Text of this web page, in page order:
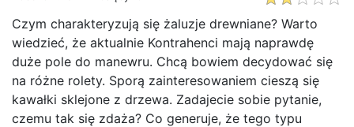
Czym charakteryzują się żaluzje drewniane? Warto
wiedzieć, że aktualnie Kontrahenci mają naprawdę
duże pole do manewru. Chcą bowiem decydować się
na różne rolety. Sporą zainteresowaniem cieszą się
kawałki sklejone z drzewa. Zadajecie sobie pytanie,
czemu tak się zdaża? Co generuje, że tego typu